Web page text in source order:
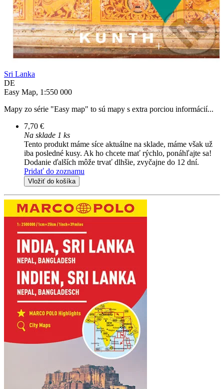
Sri Lanka
DE
Easy Map, 1:550 000
Mapy zo série "Easy map" to sú mapy s extra porciou informácií...
7,70 €
Na sklade 1 ks
Tento produkt máme síce aktuálne na sklade, máme však už
iba posledné kusy. Ak ho chcete mať rýchlo, ponáhľajte sa!
Dodanie ďalších môže trvať dlhšie, zvyčajne do 12 dní.
Pridať do zoznamu
Vložiť do košíka